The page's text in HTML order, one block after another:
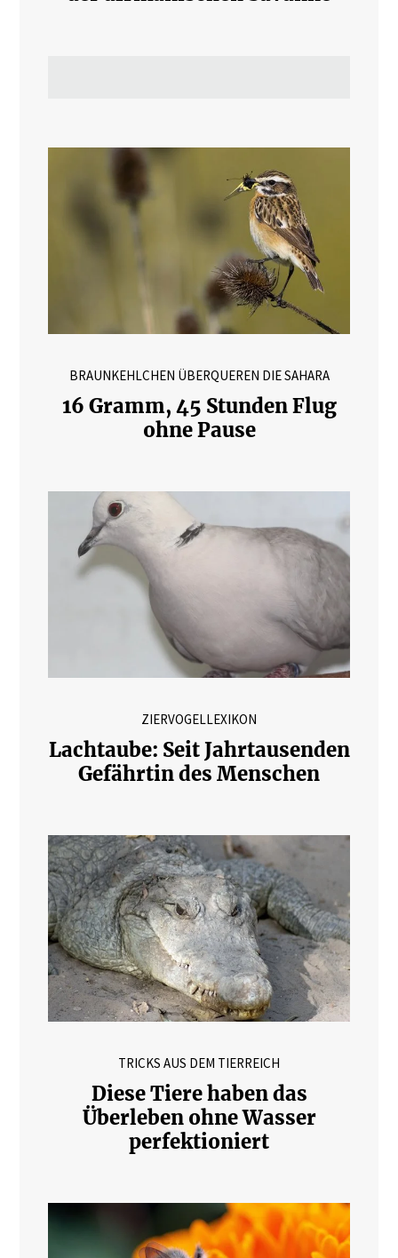
BRAUNKEHLCHEN ÜBERQUEREN DIE SAHARA
16 Gramm, 45 Stunden Flug
ohne Pause
ZIERVOGELLEXIKON
Lachtaube: Seit Jahrtausenden
Gefährtin des Menschen
TRICKS AUS DEM TIERREICH
Diese Tiere haben das
Überleben ohne Wasser
perfektioniert